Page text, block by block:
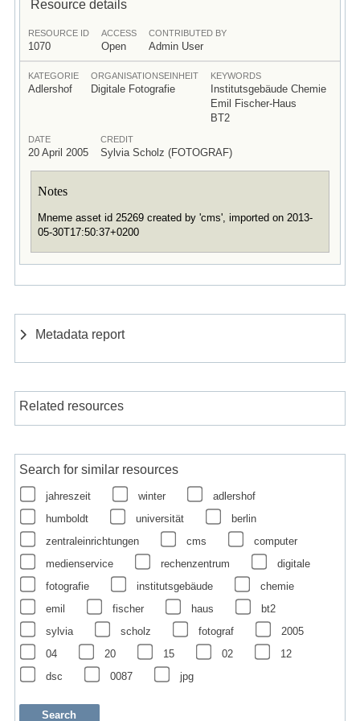
Resource details
RESOURCE ID
1070
ACCESS
Open
CONTRIBUTED BY
Admin User
KATEGORIE
Adlershof
ORGANISATIONSEINHEIT
Digitale Fotografie
KEYWORDS
Institutsgebäude Chemie
Emil Fischer-Haus
BT2
DATE
20 April 2005
CREDIT
Sylvia Scholz (FOTOGRAF)
Notes
Mneme asset id 25269 created by 'cms', imported on 2013-
05-30T17:50:37+0200
Metadata report
Related resources
Search for similar resources
jahreszeit winter
adlershof
humboldt
universität
berlin
zentraleinrichtungen
cms
computer
medienservice
rechenzentrum
digitale
fotografie
institutsgebäude
chemie
emil
fischer haus
bt2
sylvia
scholz fotograf
2005
04
20 15 02
12
dsc
0087 jpg